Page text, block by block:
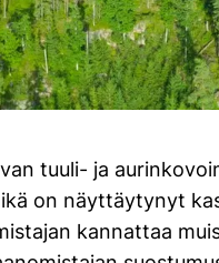
tuuli- ja
on näyttäytynyt
kannattaa